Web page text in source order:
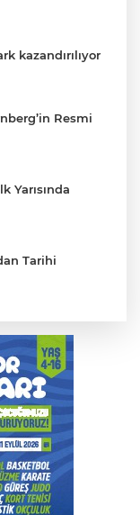
kazandırılıyor
Resmi
Yarısında
Tarihi
mücadele
Suudi
Otomobil: